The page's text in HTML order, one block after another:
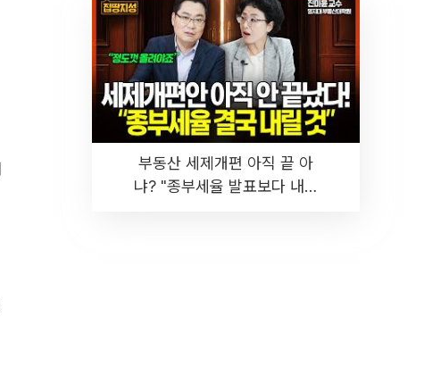
부동산 세제개편 아직 끝 아
냐? "종부세율 발표보다 내릴